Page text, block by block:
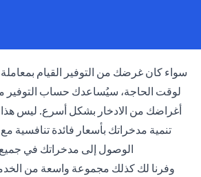
سواء كان غرضك من التوفير القيام بمعاملة
لوقت الحاجة، سيُساعدك حساب
أغراضك من الادخار بشكل أسرع. ليس
تنمية مدخراتك بأسعار فائدة تنافسية
الوصول إلى مدخراتك في جميع
وفرنا لك كذلك مجموعة واسعة من